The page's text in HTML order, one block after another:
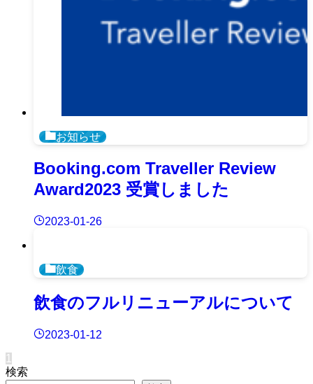
お知らせ
Booking.com Traveller Review
Award2023 受賞しました
2023-01-26
飲食
飲食のフルリニューアルについて
2023-01-12
1
検索